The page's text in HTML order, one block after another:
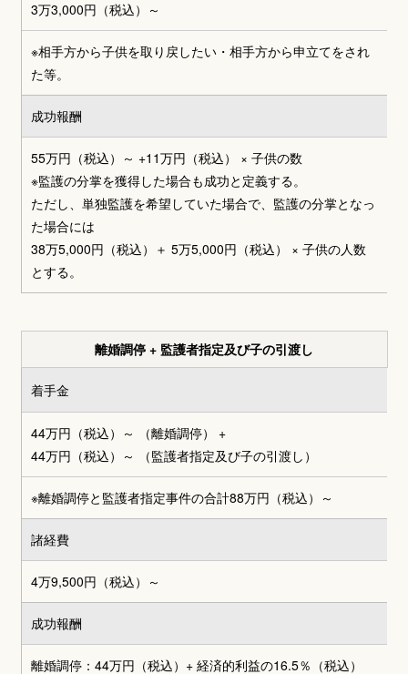
3万3,000円 （税込）～
※相手方から子供を取り戻したい・相手方から申立てをされ
た等。
成功報酬
55万円（税込）～ +11万円（税込） × 子供の数
※監護の分掌を獲得した場合も成功と定義する。
ただし、単独監護を希望していた場合で、監護の分掌となっ
た場合には
38万5,000円（税込）＋ 5万5,000円（税込） × 子供の人数
とする。
離婚調停 + 監護者指定及び子の引渡し
着手金
44万円（税込）～ （離婚調停） +
44万円（税込）～
（監護者指定及び子の引渡し）
※離婚調停と監護者指定事件の合計88万円（税込）～
諸経費
4万9,500円 （税込）～
成功報酬
離婚調停：44万円（税込）+ 経済的利益の16.5％（税込）